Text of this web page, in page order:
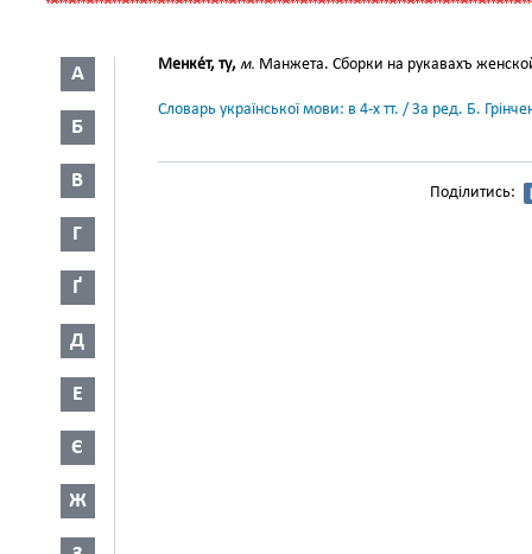
А
Б
В
Г
Ґ
Д
Е
Є
Ж
Менке́т, ту, м. Манжета. Сборки на рукавахъ
Словарь української мови: в 4-х тт. / За ред. Б.
Поділитись: